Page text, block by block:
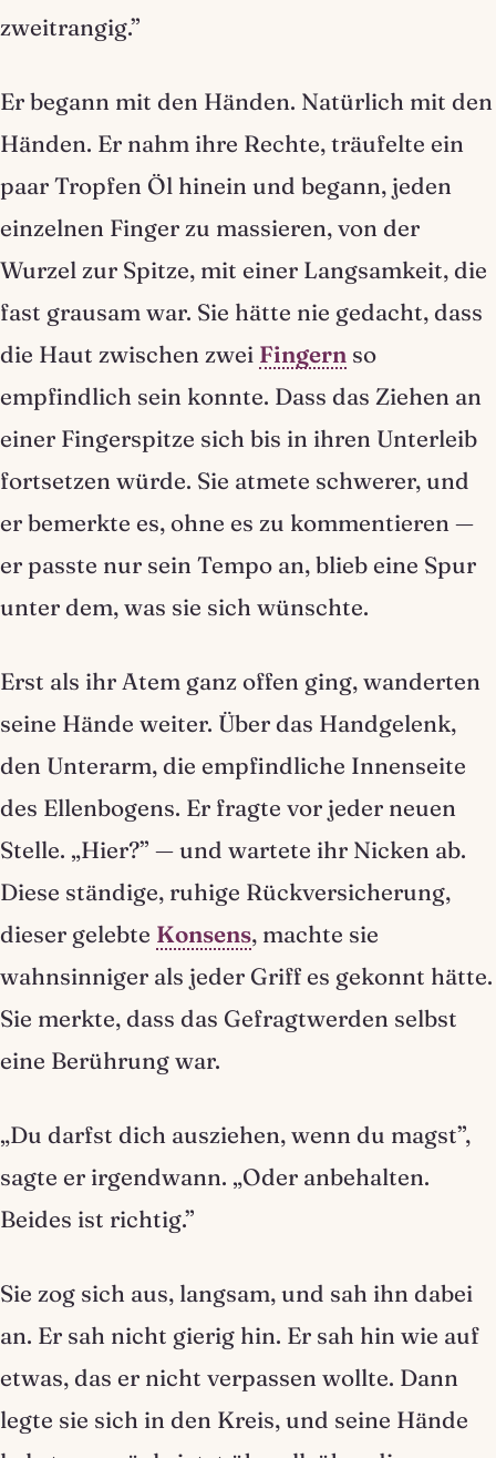
zweitrangig.”
Er begann mit den Händen. Natürlich mit den
Händen. Er nahm ihre Rechte, träufelte ein
paar Tropfen Öl hinein und begann, jeden
einzelnen Finger zu massieren, von der
Wurzel zur Spitze, mit einer Langsamkeit, die
fast grausam war. Sie hätte nie gedacht, dass
die Haut zwischen zwei Fingern so
empfindlich sein konnte. Dass das Ziehen an
einer Fingerspitze sich bis in ihren Unterleib
fortsetzen würde. Sie atmete schwerer, und
er bemerkte es, ohne es zu kommentieren —
er passte nur sein Tempo an, blieb eine Spur
unter dem, was sie sich wünschte.
Erst als ihr Atem ganz offen ging, wanderten
seine Hände weiter. Über das Handgelenk,
den Unterarm, die empfindliche Innenseite
des Ellenbogens. Er fragte vor jeder neuen
Stelle. „Hier?” — und wartete ihr Nicken ab.
Diese ständige, ruhige Rückversicherung,
dieser gelebte Konsens, machte sie
wahnsinniger als jeder Griff es gekonnt hätte.
Sie merkte, dass das Gefragtwerden selbst
eine Berührung war.
„Du darfst dich ausziehen, wenn du magst”,
sagte er irgendwann. „Oder anbehalten.
Beides ist richtig.”
Sie zog sich aus, langsam, und sah ihn dabei
an. Er sah nicht gierig hin. Er sah hin wie auf
etwas, das er nicht verpassen wollte. Dann
legte sie sich in den Kreis, und seine Hände